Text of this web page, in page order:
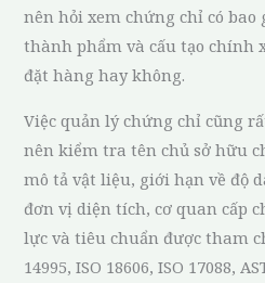
nên hỏi xem chứng chỉ có bao
thành phẩm và cấu tạo chính
đặt hàng hay không.
Việc quản lý chứng chỉ cũng
nên kiểm tra tên chủ sở hữu
mô tả vật liệu, giới hạn về độ
đơn vị diện tích, cơ quan cấp
lực và tiêu chuẩn được tham
14995, ISO 18606, ISO 17088,